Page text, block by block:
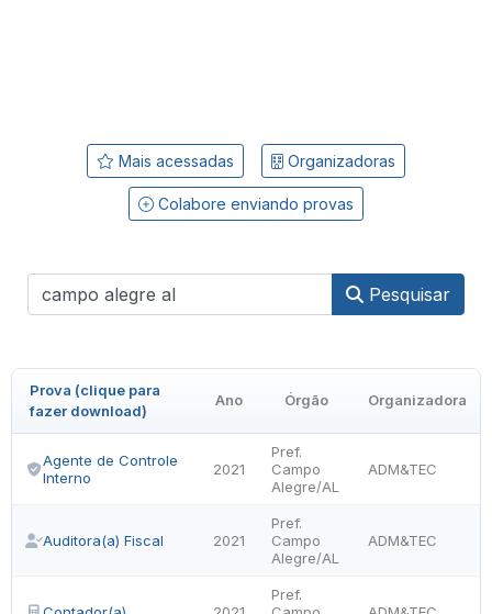
Mais acessadas Organizadoras
Colabore enviando provas
Pesquisar
Prova (clique para
fazer download)
Ano Órgão Organizadora
Agente de Controle
Interno
2021
Pref.
Campo
Alegre/AL
ADM&TEC
Auditora(a) Fiscal 2021
Pref.
Campo
Alegre/AL
ADM&TEC
Pref.